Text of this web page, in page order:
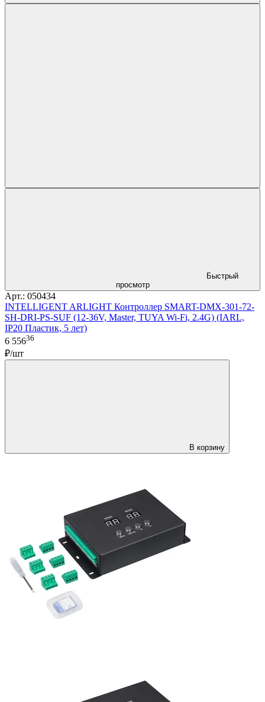
Быстрый
просмотр
Арт.: 050434
INTELLIGENT ARLIGHT Контроллер SMART-DMX-301-72-
SH-DRI-PS-SUF (12-36V, Master, TUYA Wi-Fi, 2.4G) (IARL,
IP20 Пластик, 5 лет)
6 55636
₽/шт
В корзину